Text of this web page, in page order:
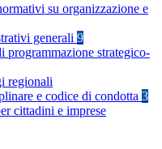
su organizzazione e
generali 9
programmazione strategico-
regionali
e codice di condotta 3
cittadini e imprese